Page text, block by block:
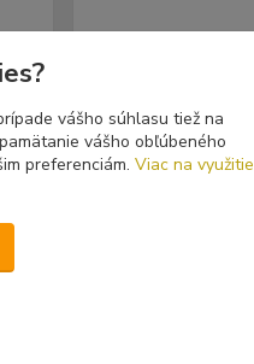
vášho súhlasu tiež na
vášho obľúbeného
preferenciám. Viac na využitie